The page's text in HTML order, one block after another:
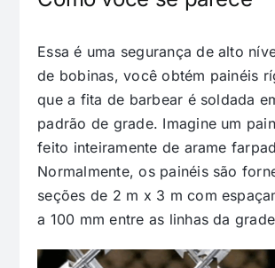
Essa é uma segurança de alto
de bobinas, você obtém painéis
que a fita de barbear é soldada
padrão de grade. Imagine um
feito inteiramente de arame
Normalmente, os painéis são
seções de 2 m x 3 m com
a 100 mm entre as linhas da